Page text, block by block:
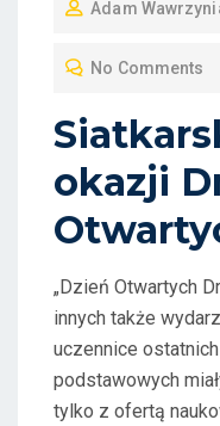
S
D
O
N
Adam
No Comments
okazji
„Dzień Otwartych
innych także
uczennice
podstawowych
tylko z ofertą